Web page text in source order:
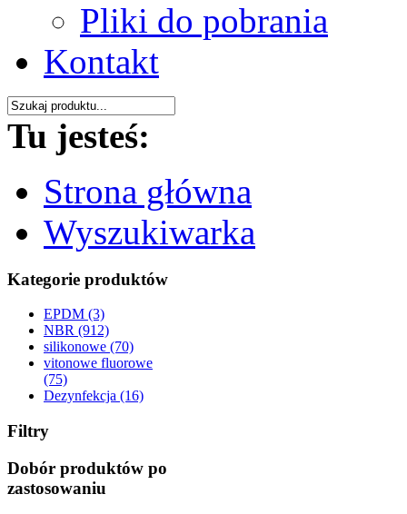
Pliki do pobrania
Kontakt
Tu jesteś:
Strona główna
Wyszukiwarka
Kategorie produktów
EPDM (3)
NBR (912)
silikonowe (70)
vitonowe fluorowe
(75)
Dezynfekcja (16)
Filtry
Dobór produktów po
zastosowaniu